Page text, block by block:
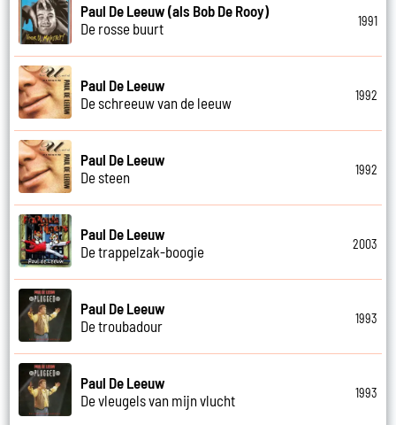
Paul De Leeuw (als Bob De Rooy)
De rosse buurt
1991
Paul De Leeuw
De schreeuw van de leeuw
1992
Paul De Leeuw
De steen
1992
Paul De Leeuw
De trappelzak-boogie
2003
Paul De Leeuw
De troubadour
1993
Paul De Leeuw
De vleugels van mijn vlucht
1993